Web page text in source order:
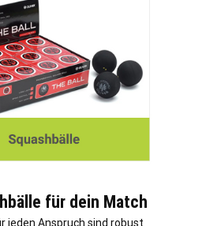
für dein Match
jeden Anspruch sind robust